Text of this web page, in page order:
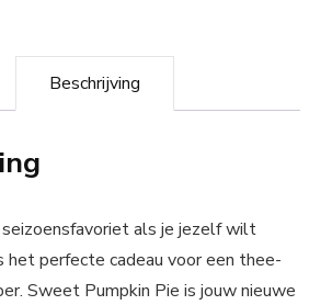
Beschrijving
als je jezelf wilt
het perfecte cadeau voor een thee-
Sweet Pumpkin Pie is jouw nieuwe